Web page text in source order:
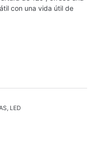
con una vida útil de
, LED